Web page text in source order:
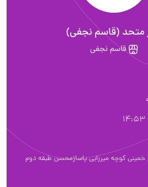
متحد (قاسم نجفی)
قاسم نجفی
خمینی کوچه میرزایی پاساژمحسن طبقه دوم